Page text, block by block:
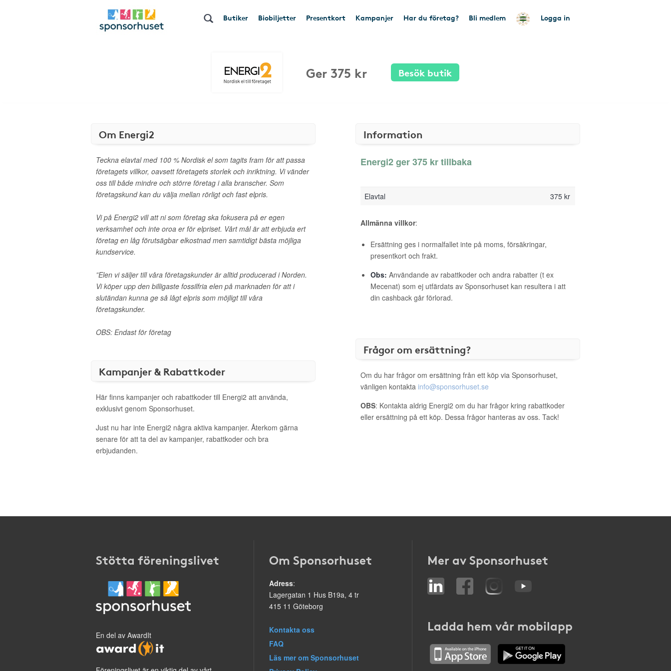
Butiker Biobiljetter Presentkort Kampanjer Har du företag? Bli medlem Logga in
Ger 375 kr Besök butik
Om Energi2
Teckna elavtal med 100 % Nordisk el som tagits fram för att passa
företagets villkor, oavsett företagets storlek och inriktning. Vi vänder
oss till både mindre och större företag i alla branscher. Som
företagskund kan du välja mellan rörligt och fast elpris.
Vi på Energi2 vill att ni som företag ska fokusera på er egen
verksamhet och inte oroa er för elpriset. Vårt mål är att erbjuda ert
företag en låg förutsägbar elkostnad men samtidigt bästa möjliga
kundservice.
”Elen vi säljer till våra företagskunder är alltid producerad i Norden.
Vi köper upp den billigaste fossilfria elen på marknaden för att i
slutändan kunna ge så lågt elpris som möjligt till våra
företagskunder.
OBS: Endast för företag
Kampanjer & Rabattkoder
Här finns kampanjer och rabattkoder till Energi2 att använda,
exklusivt genom Sponsorhuset.
Just nu har inte Energi2 några aktiva kampanjer. Återkom gärna
senare för att ta del av kampanjer, rabattkoder och bra
erbjudanden.
Information
Energi2 ger 375 kr tillbaka
Elavtal 375 kr
Allmänna villkor:
Ersättning ges i normalfallet inte på moms, försäkringar,
presentkort och frakt.
Obs: Användande av rabattkoder och andra rabatter (t ex
Mecenat) som ej utfärdats av Sponsorhuset kan resultera i att
din cashback går förlorad.
Frågor om ersättning?
Om du har frågor om ersättning från ett köp via Sponsorhuset,
vänligen kontakta info@sponsorhuset.se
OBS: Kontakta aldrig Energi2 om du har frågor kring rabattkoder
eller ersättning på ett köp. Dessa frågor hanteras av oss. Tack!
Stötta föreningslivet
En del av AwardIt
Om Sponsorhuset
Adress:
Lagergatan 1 Hus B19a, 4 tr
415 11 Göteborg
Kontakta oss
FAQ
Läs mer om Sponsorhuset
Mer av Sponsorhuset
Ladda hem vår mobilapp